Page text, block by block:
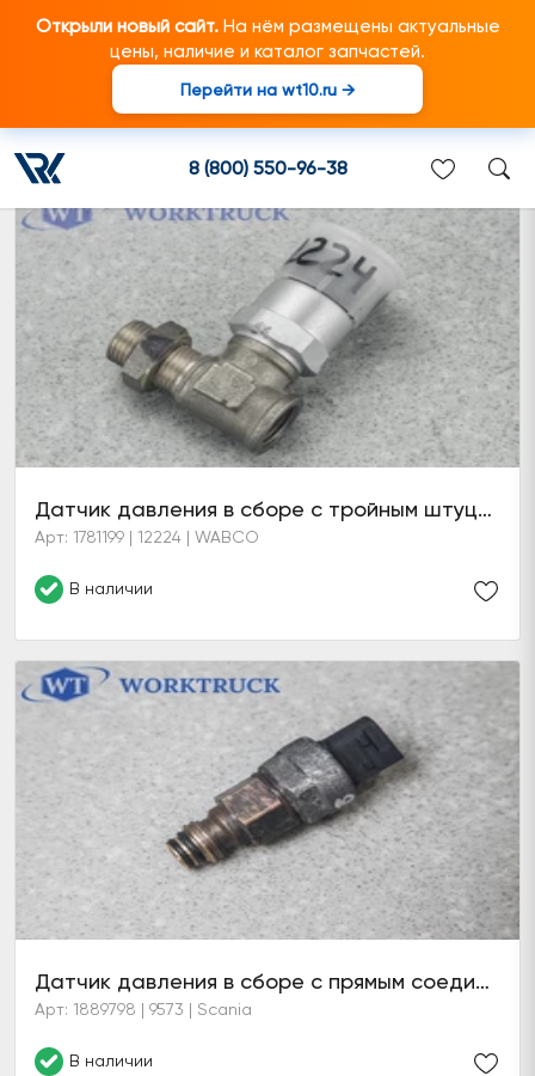
Открыли новый сайт.На нём размещены актуальные
цены, наличие и каталог запчастей.
Перейти на wt10.ru →
8 (800) 550-96-38
Датчик давления
Датчик давления в сборе с тройным штуцером
Арт: 1781199 | 12224 | WABCO
В наличии
Датчик давления в сборе с прямым соединительным штуцером
Арт: 1889798 | 9573 | Scania
В наличии